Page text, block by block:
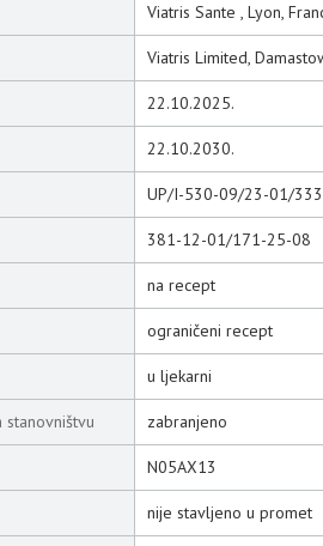
Viatris Sante , Lyon,
Viatris Limited,
22.10.2025.
22.10.2030.
UP/I-530-09/23-01/333
381-12-01/171-25-08
na recept
ograničeni recept
u ljekarni
stanovništvu zabranjeno
N05AX13
nije stavljeno u promet